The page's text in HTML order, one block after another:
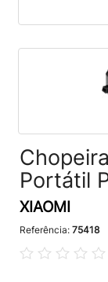
Portátil
XIAOMI
Referência: 75418